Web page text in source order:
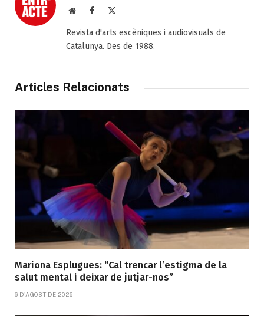
Web Facebook
Revista d'arts escèniques i audiovisuals de
Catalunya. Des de 1988.
Articles Relacionats
Mariona Esplugues: “Cal trencar l’estigma de la
salut mental i deixar de jutjar-nos”
6 D'AGOST DE 2026